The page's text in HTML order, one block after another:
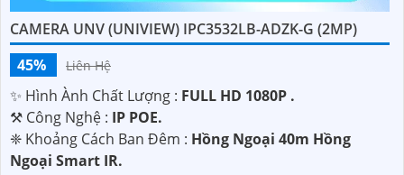
CAMERA UNV (UNIVIEW) IPC3532LB-ADZK-G (2MP)
45%
Liên Hệ
✨ Hình Ành Chất Lượng : FULL HD 1080P .
⚒ Công Nghệ : IP POE.
❈ Khoảng Cách Ban Đêm : Hồng Ngoại 40m Hồng
Ngoại Smart IR.